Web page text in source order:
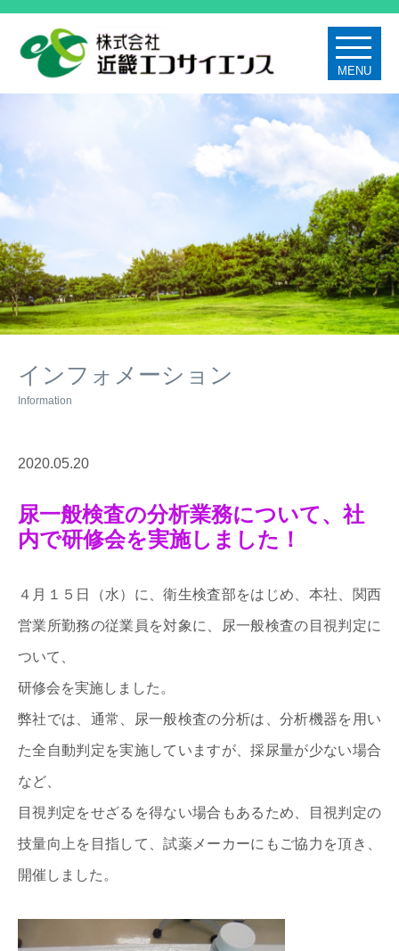
MENU
インフォメーション
2020.05.20
尿一般検査の分析業務について、社
内で研修会を実施しました！
４月１５日（水）に、衛生検査部をはじめ、本社、関西
営業所勤務の従業員を対象に、尿一般検査の目視判定に
ついて、
研修会を実施しました。
弊社では、通常、尿一般検査の分析は、分析機器を用い
た全自動判定を実施していますが、採尿量が少ない場合
など、
目視判定をせざるを得ない場合もあるため、目視判定の
技量向上を目指して、試薬メーカーにもご協力を頂き、
開催しました。